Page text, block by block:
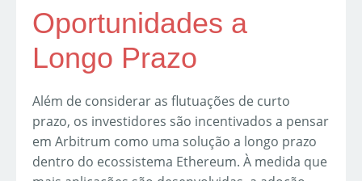
Oportunidades a
Longo Prazo
Além de considerar as flutuações de curto
prazo, os investidores são incentivados a pensar
em Arbitrum como uma solução a longo prazo
dentro do ecossistema Ethereum. À medida que